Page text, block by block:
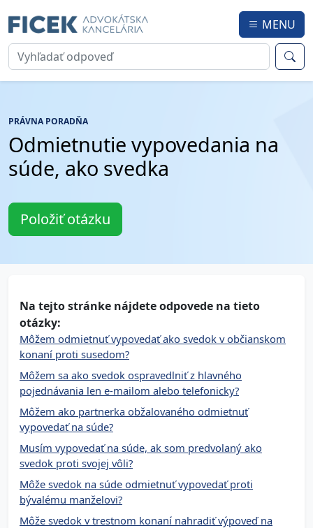
MENU
PRÁVNA PORADŇA
Odmietnutie vypovedania na
súde, ako svedka
Položiť otázku
Na tejto stránke nájdete odpovede na tieto
otázky:
Môžem odmietnuť vypovedať ako svedok v občianskom
konaní proti susedom?
Môžem sa ako svedok ospravedlniť z hlavného
pojednávania len e‑mailom alebo telefonicky?
Môžem ako partnerka obžalovaného odmietnuť
vypovedať na súde?
Musím vypovedať na súde, ak som predvolaný ako
svedok proti svojej vôli?
Môže svedok na súde odmietnuť vypovedať proti
bývalému manželovi?
Môže svedok v trestnom konaní nahradiť výpoveď na